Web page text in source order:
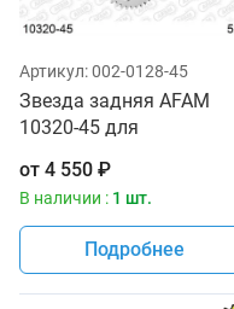
Артикул:002-0128-45
Звезда задняя AFAM
10320-45 для
от 4 550 ₽
В наличии : 1 шт.
Подробнее